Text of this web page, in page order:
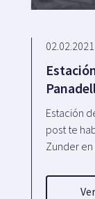
02.02.2021
Estación
post te
Zunder en